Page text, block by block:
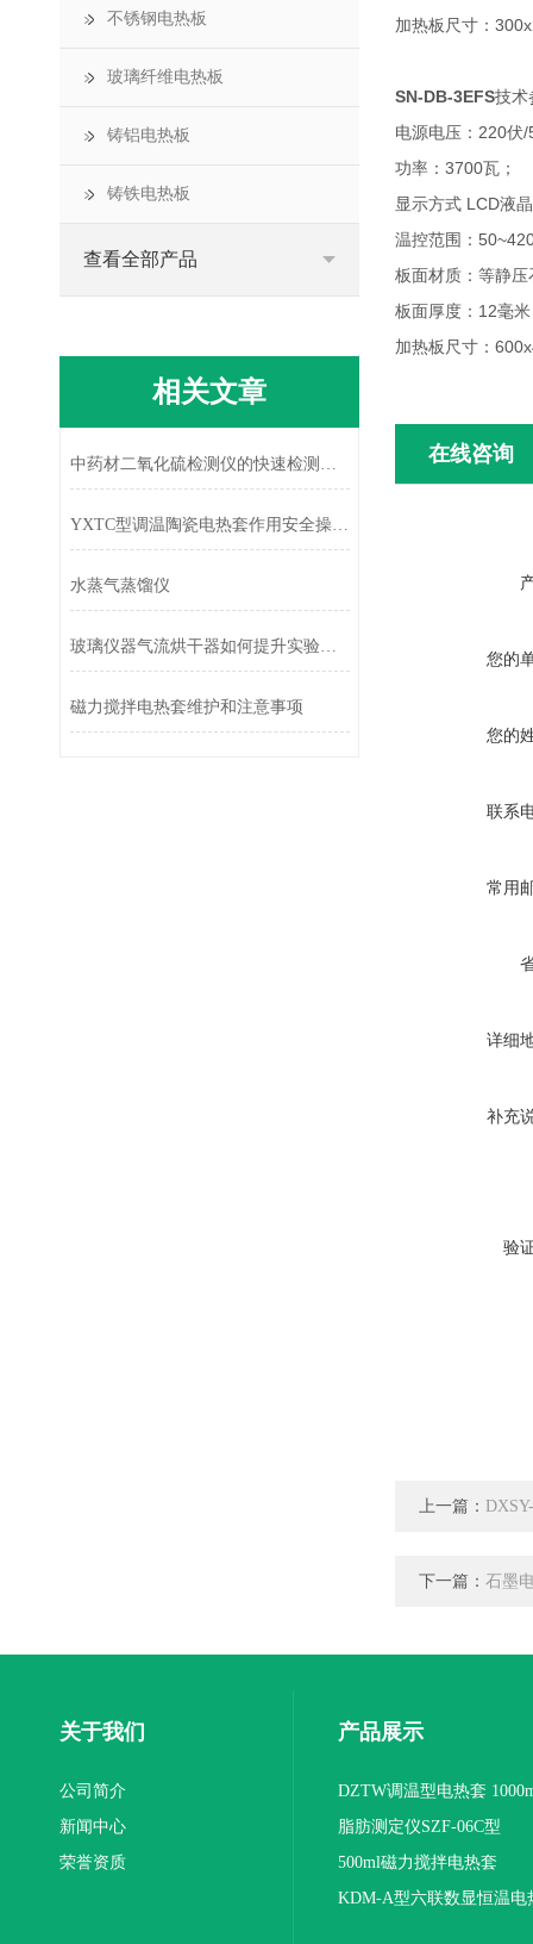
加热板尺寸：
SN-DB-3EFS技术
电源电压：220伏
功率：3700瓦；
显示方式 LCD液
温控范围：
板面材质：等静压
板面厚度：12毫米
加热板尺寸：
在线咨询
您的
您的
联系
常用
详细
补充
验
上一篇：
下一篇： 石墨
不锈钢电热板
玻璃纤维电热板
铸铝电热板
铸铁电热板
查看全部产品
相关文章
中药材二氧化硫检测仪的快速检测方法
YXTC型调温陶瓷电热套作用安全操作及保养规程
水蒸气蒸馏仪
玻璃仪器气流烘干器如何提升实验效率
磁力搅拌电热套维护和注意事项
关于我们
公司简介
新闻中心
荣誉资质
产品展示
DZTW调温型电热套
联
脂肪测定仪SZF-06C型
500ml磁力搅拌电热套
KDM-A型六联数显恒温电